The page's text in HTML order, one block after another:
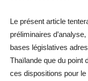
Le présent article
préliminaires
bases législatives
Thaïlande que du point
ces dispositions pour